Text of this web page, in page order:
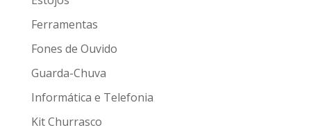
Ferramentas
Fones de Ouvido
Guarda-Chuva
Informática e Telefonia
Kit Churrasco